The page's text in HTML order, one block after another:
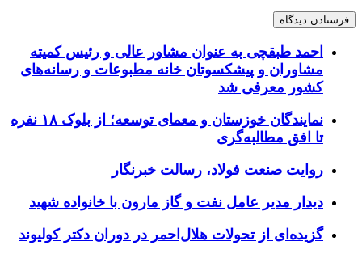
احمد طبقچی به عنوان مشاور عالی و رئیس کمیته
مشاوران و پیشکسوتان خانه مطبوعات و رسانه‌های
کشور معرفی شد
نمایندگان خوزستان و معمای توسعه؛ از بلوک ۱۸ نفره
تا افق مطالبه‌گری
روایت صنعت فولاد،‌ رسالت خبرنگار
دیدار مدیر عامل نفت و گاز مارون با خانواده شهید
گزیده‌ای از تحولات هلال‌احمر در دوران دکتر کولیوند